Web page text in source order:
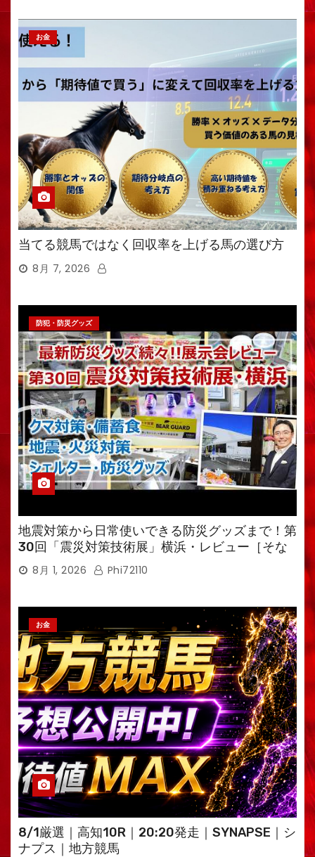
お金
当てる競馬ではなく回収率を上げる馬の選び方
8月 7, 2026
防犯・防災グッズ
地震対策から日常使いできる防災グッズまで！第
30回「震災対策技術展」横浜・レビュー［そな
えるTV・高荷智也］
8月 1, 2026 Phi72110
お金
8/1厳選｜高知10R｜20:20発走｜SYNAPSE｜シ
ナプス｜地方競馬